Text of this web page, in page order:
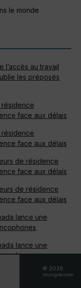
le monde
l’accès au travail
les préposés
résidence
face aux délais
résidence
face aux délais
de résidence
face aux délais
de résidence
face aux délais
lance une
lance une
lance une
© 2026
immigrer.com